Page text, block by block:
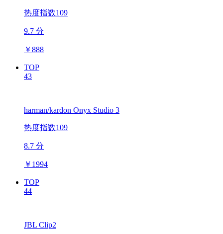
热度指数109
9.7 分
￥888
TOP
43
harman/kardon Onyx Studio 3
热度指数109
8.7 分
￥ 1994
TOP
44
JBL Clip2